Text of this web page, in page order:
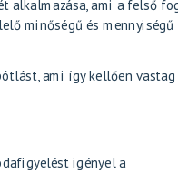
alkalmazása, ami a felső
minőségű és mennyiségű
ami így kellően vastag
igényel a